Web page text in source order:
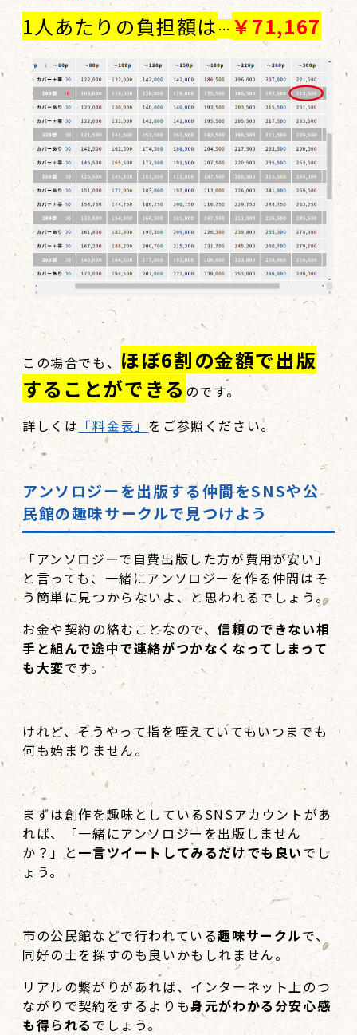
1人あたりの負担額は …￥71,167
この場合でも、 ほぼ6割の金額で出版
することができる のです。
詳しくは 「料金表」をご参照ください。
アンソロジーを出版する仲間をSNSや公
民館の趣味サークルで見つけよう
「アンソロジーで自費出版した方が費用が安い」
と言っても、一緒にアンソロジーを作る仲間はそ
う簡単に見つからないよ、と思われるでしょう。
お金や契約の絡むことなので、信頼のできない相
手と組んで途中で連絡がつかなくなってしまって
も大変です。
けれど、そうやって指を咥えていてもいつまでも
何も始まりません。
まずは創作を趣味としているSNSアカウントがあ
れば、「一緒にアンソロジーを出版しません
か？」と 一言ツイートしてみるだけでも良いでし
ょう。
市の公民館などで行われている趣味サークルで、
同好の士を探すのも良いかもしれません。
リアルの繋がりがあれば、インターネット上のつ
ながりで契約をするよりも身元がわかる分安心感
も得られるでしょう。